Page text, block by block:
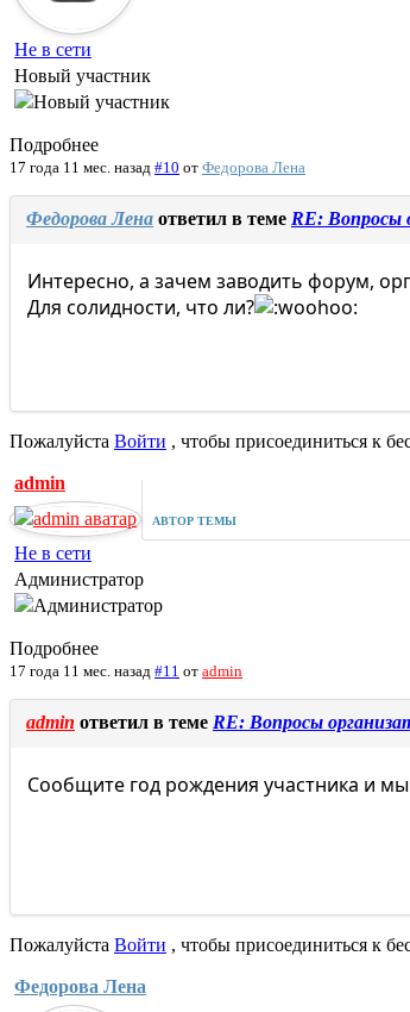
Не в сети
Новый участник
Подробнее
17 года 11 мес. назад #10 от Федорова Лена
Федорова Лена ответил в теме RE: Вопросы
Интересно, а зачем заводить форум,
Для солидности, что ли?
Пожалуйста Войти , чтобы присоединиться к
admin
АВТОР ТЕМЫ
Не в сети
Администратор
Подробнее
17 года 11 мес. назад #11 от admin
admin ответил в теме RE: Вопросы
Сообщите год рождения участника и
Пожалуйста Войти , чтобы присоединиться к
Федорова Лена